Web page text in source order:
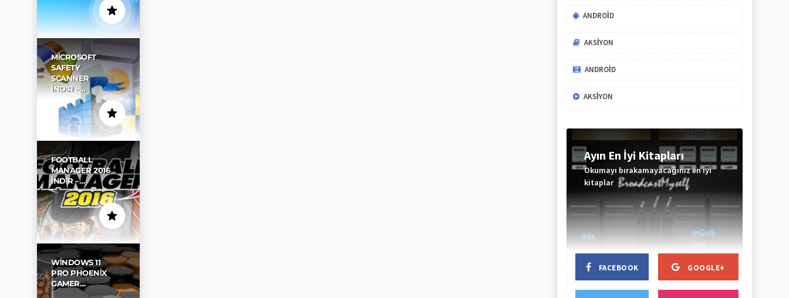
MICROSOFT
SAFETY
SCANNER
İNDIR –…
FOOTBALL
MANAGER 2016
İNDIR –…
WINDOWS 11
PRO PHOENIX
GAMER…
ANDROID
AKSIYON
ANDROID
AKSIYON
Ayın En İyi Kitapları
Okumayı bırakamayacağınız en iyi
kitaplar
BAŞLIK
FACEBOOK GOOGLE+